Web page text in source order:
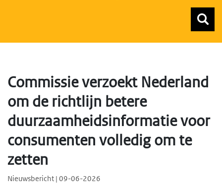
Commissie verzoekt Nederland
om de richtlijn betere
duurzaamheidsinformatie voor
consumenten volledig om te
zetten
Nieuwsbericht | 09-06-2026